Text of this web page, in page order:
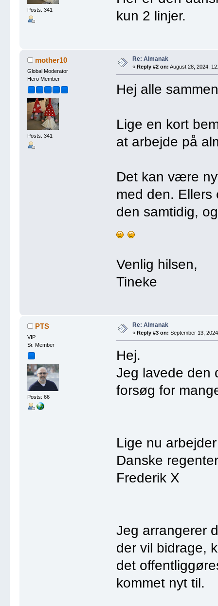
Posts: 341
kun 2 linjer.
mother10
Global Moderator
Hero Member
Posts: 341
Re: Almanak
« Reply #2 on: August 28, 2024,
Hej alle
Lige en kort
at arbejde på
Det kan være
med den. Ellers
den samtidig,
Venlig hilsen,
Tineke
PTS
VIP
Sr. Member
Posts: 66
Re: Almanak
« Reply #3 on: September 13,
Hej.
Jeg lavede den
forsøg for
Lige nu
Danske
Frederik X
Jeg arrangerer
der vil bidrage,
det
kommet nyt til.